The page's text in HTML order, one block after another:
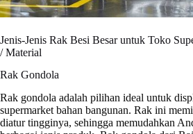
Jenis-Jenis Rak Besi Besar untuk Toko
/ Material
Rak Gondola
Rak gondola adalah pilihan ideal untuk
supermarket bahan bangunan. Rak ini
diatur tingginya, sehingga memudahkan